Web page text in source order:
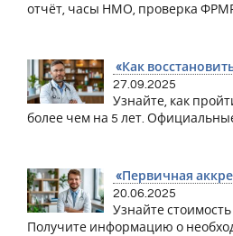
отчёт, часы НМО, проверка
«Как
27.09.2025
Узнайте, как
более чем на 5 лет.
«Первичная
20.06.2025
Узнайте
Получите информацию о